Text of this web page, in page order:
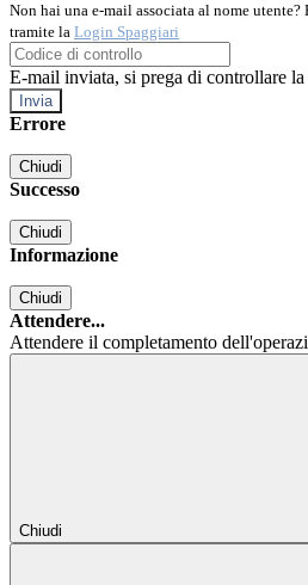
Non hai una e-mail associata al nome
tramite la Login Spaggiari
E-mail inviata, si prega di controllare
Errore
Chiudi
Successo
Chiudi
Informazione
Chiudi
Attendere...
Attendere il completamento
Chiudi